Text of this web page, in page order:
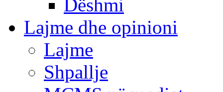
Dëshmi
Lajme dhe opinioni
Lajme
Shpallje